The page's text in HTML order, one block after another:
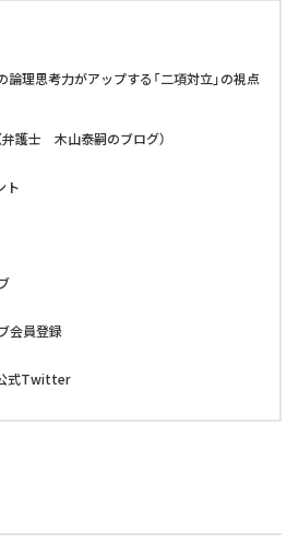
理思考力がアップする「二項対立」の視点
弁護士 木山泰嗣のブログ）
ト
会員登録
式Twitter